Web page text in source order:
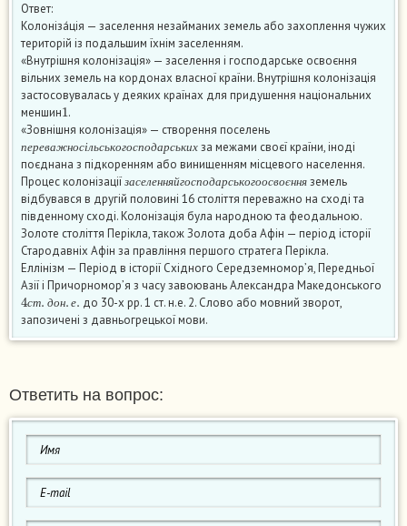
Ответ:
Колоніза́ція — заселення незайманих земель або захоплення чужих
територій із подальшим їхнім заселенням.
«Внутрішня колонізація» — заселення і господарське освоєння
вільних земель на кордонах власної країни. Внутрішня колонізація
застосовувалась у деяких країнах для придушення національних
меншин
1
.
«Зовнішня колонізація» — створення поселень
п е р е в а ж н о с іл ь с ь к о г о с п о д а р с ь ки х
переважн осільськогос одарських
за межами своєї країни, іноді
поєднана з підкоренням або винищенням місцевого населення.
Процес колонізації
з а с ел е нняй г о с п о д а р с ь к о г о о с в о є ння
засел енн яйгосподарськогоос в оєння
земель
відбувався в другій половині 16 століття переважно на сході та
південному сході. Колонізація була народною та феодальною.
Золоте століття Перікла, також Золота доба Афін — період історії
Стародавніх Афін за правління першого стратега Перікла.
Еллінізм — Період в історії Східного Середземномор’я, Передньої
Азії і Причорномор’я з часу завоювань Александра Македонського
ст д о н е
4ст . дон е.
до 30-х рр. 1 ст. н.е. 2. Слово або мовний зворот,
запозичені з давньогрецької мови.
Ответить на вопрос: